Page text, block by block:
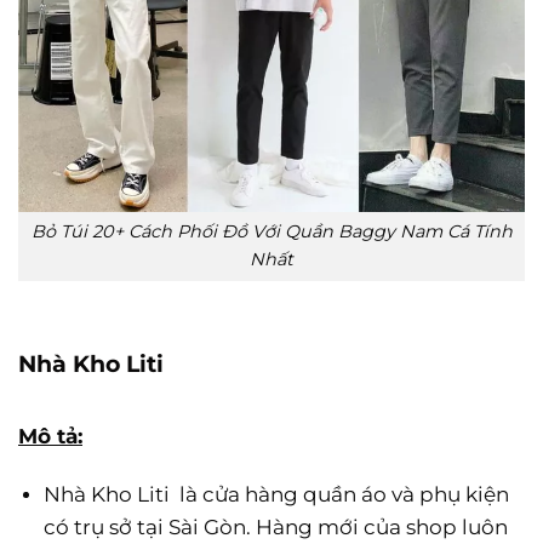
Bỏ Túi 20+ Cách Phối Đồ Với Quần Baggy Nam Cá Tính
Nhất
Nhà Kho Liti
Mô tả:
Nhà Kho Liti là cửa hàng quần áo và phụ kiện
có trụ sở tại Sài Gòn. Hàng mới của shop luôn